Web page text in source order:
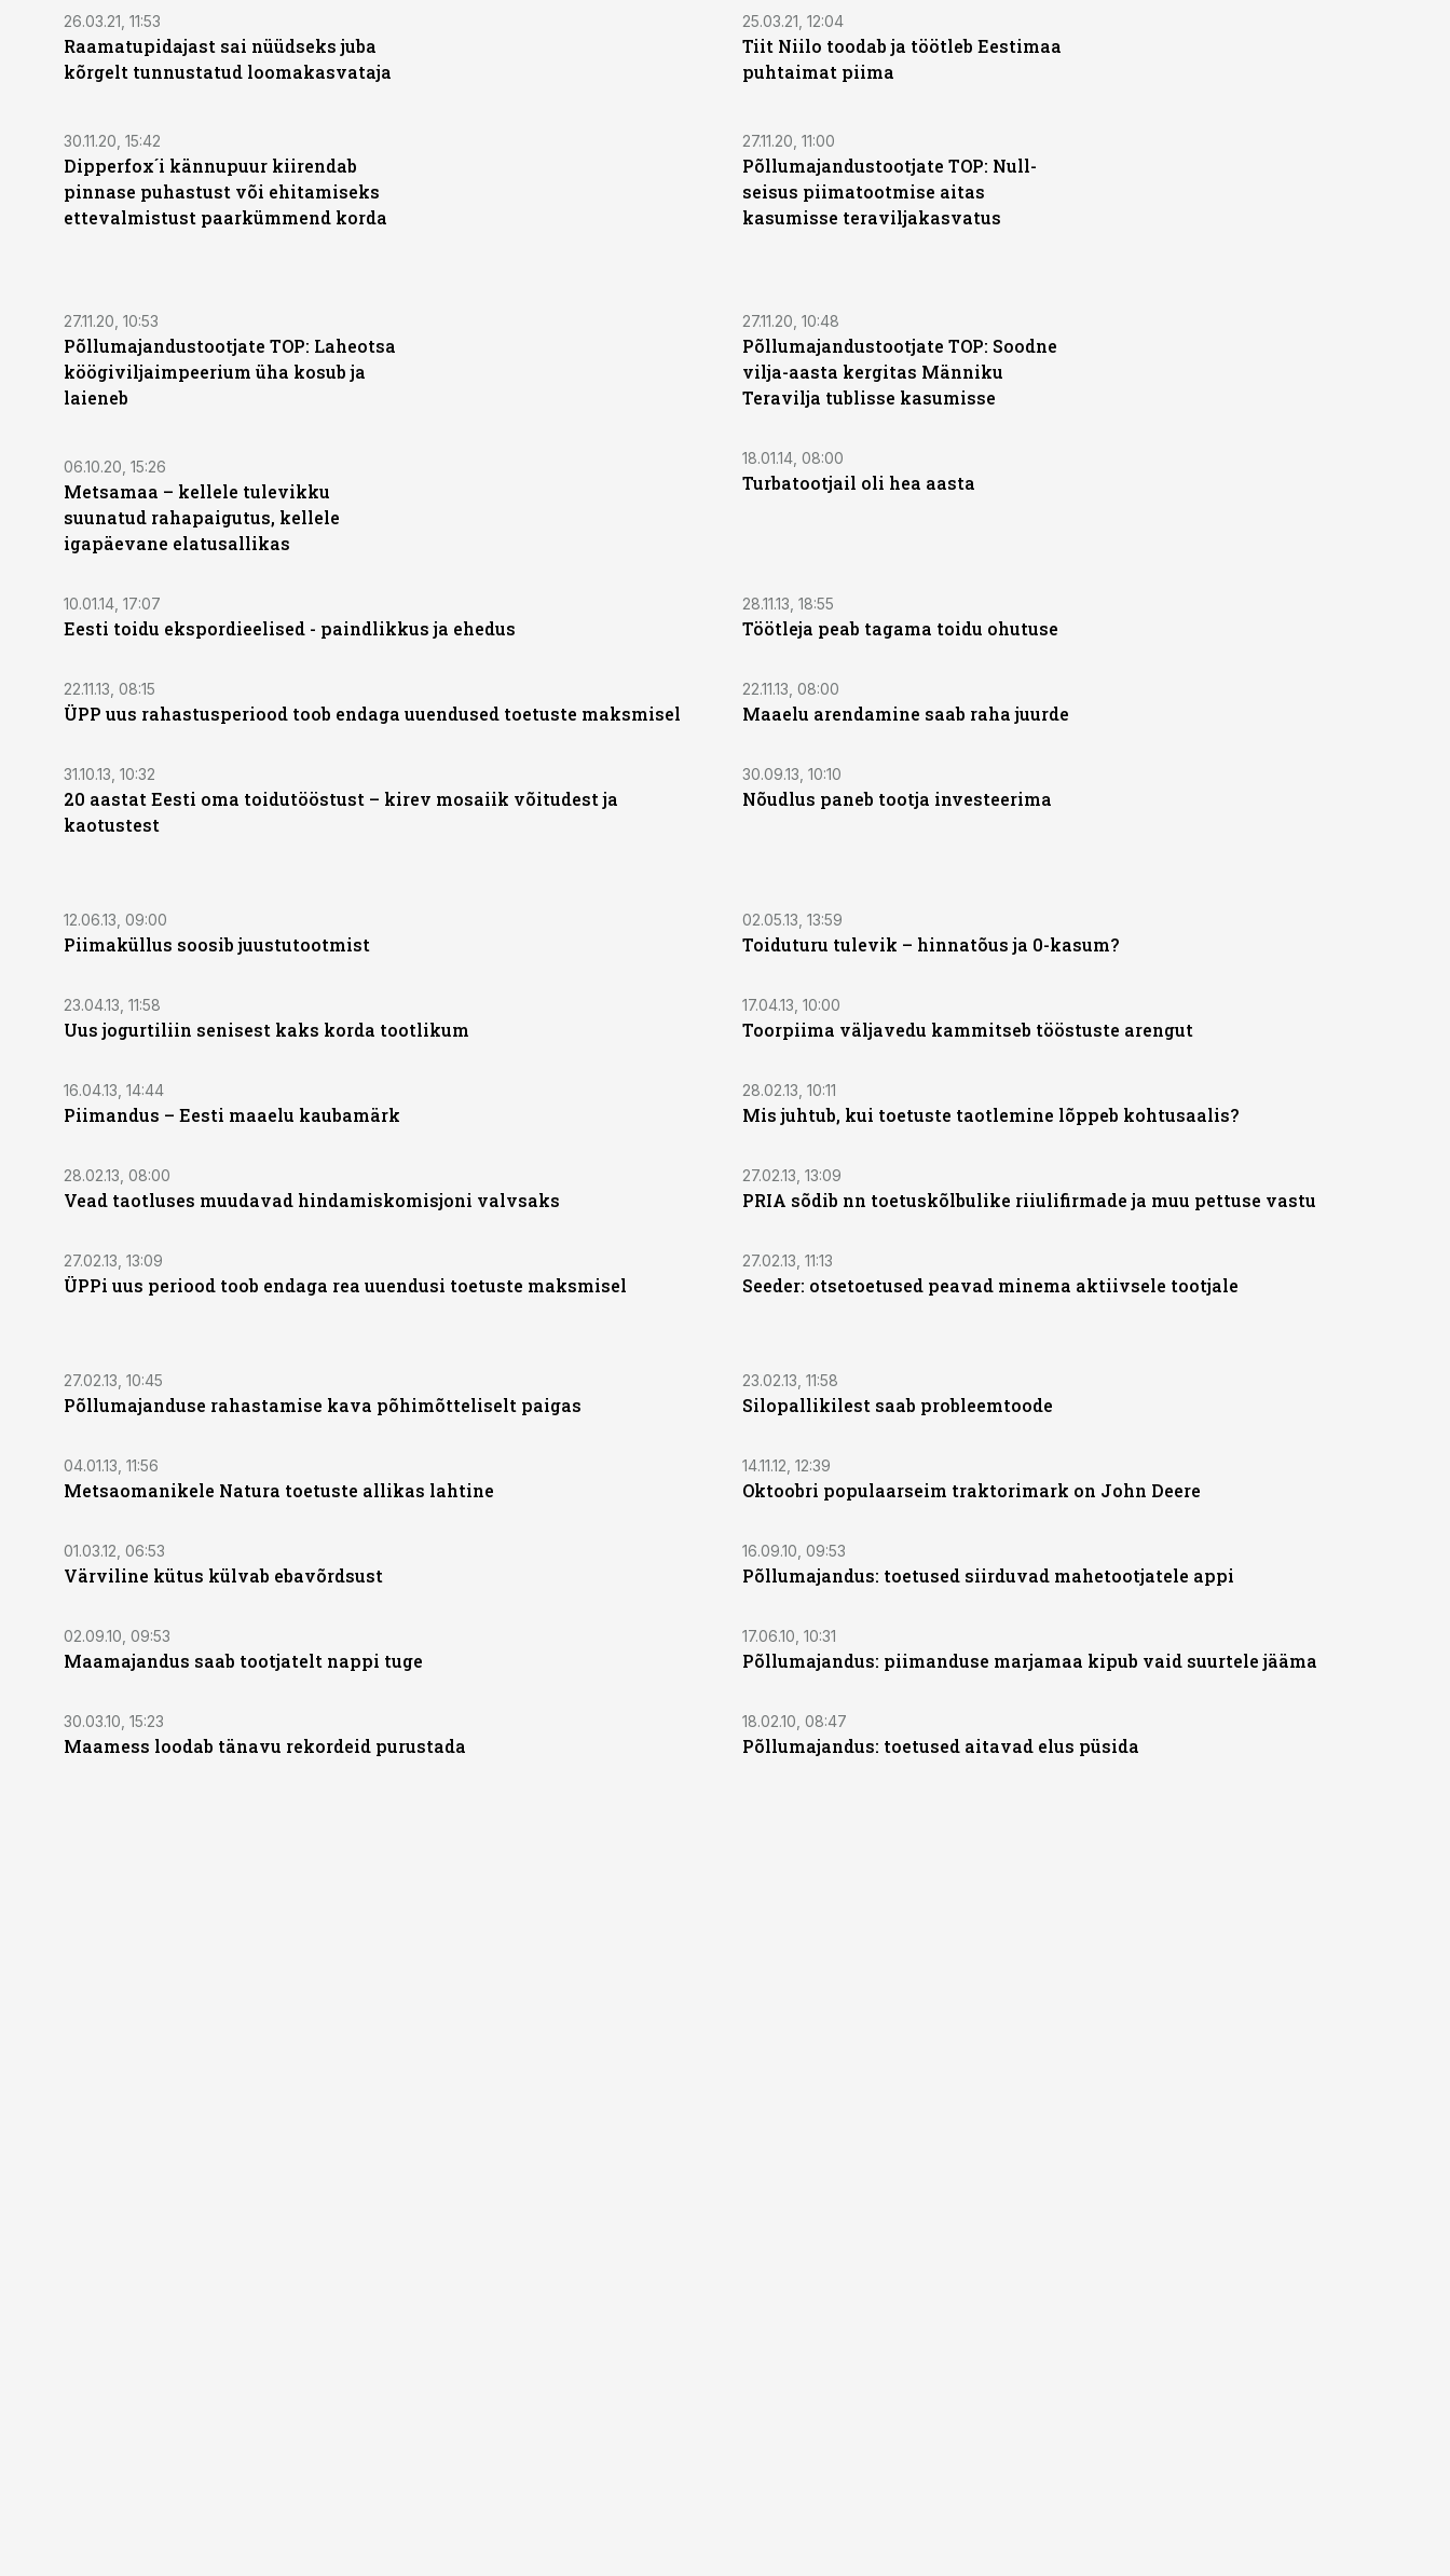
26.03.21, 11:53
Raamatupidajast sai nüüdseks juba
kõrgelt tunnustatud loomakasvataja
25.03.21, 12:04
Tiit Niilo toodab ja töötleb Eestimaa
puhtaimat piima
30.11.20, 15:42
Dipperfox´i kännupuur kiirendab
pinnase puhastust või ehitamiseks
ettevalmistust paarkümmend korda
27.11.20, 11:00
Põllumajandustootjate TOP: Null-
seisus piimatootmise aitas
kasumisse teraviljakasvatus
27.11.20, 10:53
Põllumajandustootjate TOP: Laheotsa
köögiviljaimpeerium üha kosub ja
laieneb
27.11.20, 10:48
Põllumajandustootjate TOP: Soodne
vilja-aasta kergitas Männiku
Teravilja tublisse kasumisse
06.10.20, 15:26
Metsamaa – kellele tulevikku
suunatud rahapaigutus, kellele
igapäevane elatusallikas
18.01.14, 08:00
Turbatootjail oli hea aasta
10.01.14, 17:07
Eesti toidu ekspordieelised - paindlikkus ja ehedus
28.11.13, 18:55
Töötleja peab tagama toidu ohutuse
22.11.13, 08:15
ÜPP uus rahastusperiood toob endaga uuendused toetuste maksmisel
22.11.13, 08:00
Maaelu arendamine saab raha juurde
31.10.13, 10:32
20 aastat Eesti oma toidutööstust – kirev mosaiik võitudest ja
kaotustest
30.09.13, 10:10
Nõudlus paneb tootja investeerima
12.06.13, 09:00
Piimaküllus soosib juustutootmist
02.05.13, 13:59
Toiduturu tulevik – hinnatõus ja 0-kasum?
23.04.13, 11:58
Uus jogurtiliin senisest kaks korda tootlikum
17.04.13, 10:00
Toorpiima väljavedu kammitseb tööstuste arengut
16.04.13, 14:44
Piimandus – Eesti maaelu kaubamärk
28.02.13, 10:11
Mis juhtub, kui toetuste taotlemine lõppeb kohtusaalis?
28.02.13, 08:00
Vead taotluses muudavad hindamiskomisjoni valvsaks
27.02.13, 13:09
PRIA sõdib nn toetuskõlbulike riiulifirmade ja muu pettuse vastu
27.02.13, 13:09
ÜPPi uus periood toob endaga rea uuendusi toetuste maksmisel
27.02.13, 11:13
Seeder: otsetoetused peavad minema aktiivsele tootjale
27.02.13, 10:45
Põllumajanduse rahastamise kava põhimõtteliselt paigas
23.02.13, 11:58
Silopallikilest saab probleemtoode
04.01.13, 11:56
Metsaomanikele Natura toetuste allikas lahtine
14.11.12, 12:39
Oktoobri populaarseim traktorimark on John Deere
01.03.12, 06:53
Värviline kütus külvab ebavõrdsust
16.09.10, 09:53
Põllumajandus: toetused siirduvad mahetootjatele appi
02.09.10, 09:53
Maamajandus saab tootjatelt nappi tuge
17.06.10, 10:31
Põllumajandus: piimanduse marjamaa kipub vaid suurtele jääma
30.03.10, 15:23
Maamess loodab tänavu rekordeid purustada
18.02.10, 08:47
Põllumajandus: toetused aitavad elus püsida